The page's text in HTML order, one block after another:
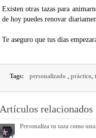
Existen otras tazas para
de hoy puedes renovar
Te aseguro que tus días
Tags: personalizado , práctico,
Artículos relacionados
Personaliza tu taza como